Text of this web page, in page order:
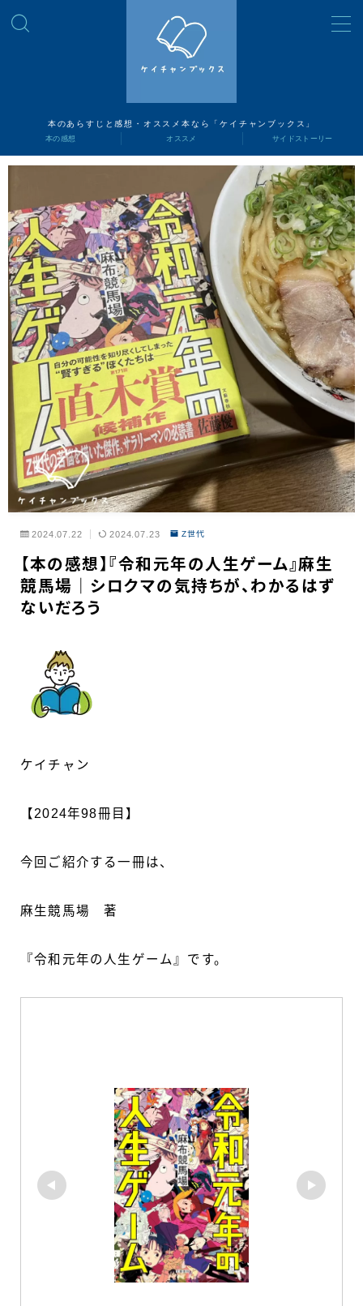
本のあらすじと感想・オススメ本なら「ケイチャンブックス」
本の感想
オススメ
サイドストーリー
本の感想 オススメ サイドストーリー
2024.07.22 2024.07.23 Z世代
【本の感想】『令和元年の人生ゲーム』麻生
競馬場｜シロクマの気持ちが、わかるはず
ないだろう
ケイチャン
【2024年98冊目】
今回ご紹介する一冊は、
麻生競馬場 著
『令和元年の人生ゲーム』です。